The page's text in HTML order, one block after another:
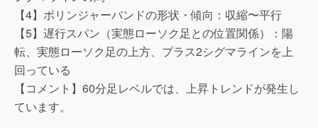
【4】ボリンジャーバンドの形状・傾向：収縮〜平行
【5】遅行スパン（実態ローソク足との位置関係）：陽
転、実態ローソク足の上方、プラス2シグマラインを上
回っている
【コメント】60分足レベルでは、上昇トレンドが発生し
ています。